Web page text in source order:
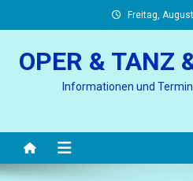
to
Freitag,
OPER & TANZ
Informationen und